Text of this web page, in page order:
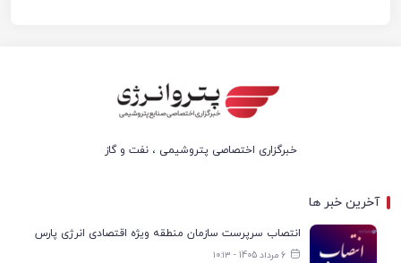
خبرگزاری اختصاصی پتروشیمی ، نفت و گاز
آخرین خبر ها
انتصاب سرپرست سازمان منطقه ویژه اقتصادی انرژی پارس
6 مرداد 1405 - ۱۰:۱۳